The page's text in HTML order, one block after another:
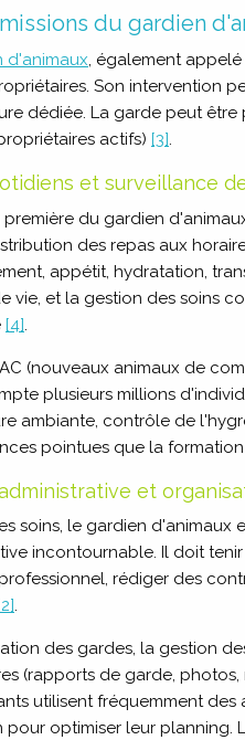
du gardien
d'animaux, également
Son intervention
dédiée. La garde peut
actifs) [3].
et surveillance
première du gardien
des repas aux
appétit, hydratation,
vie, et la gestion des soins
[4].
(nouveaux animaux de
plusieurs millions
ambiante, contrôle de
pointues que la
et
soins, le gardien
incontournable. Il doit
rédiger des
[2].
des gardes, la gestion
(rapports de garde,
utilisent fréquemment
pour optimiser leur planning.